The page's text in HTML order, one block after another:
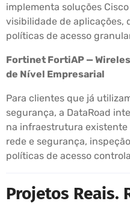
implementa soluções
visibilidade de aplicações,
políticas de acesso
Fortinet FortiAP —
de Nível Empresarial
Para clientes que já
segurança, a DataRoad
na infraestrutura
rede e segurança,
políticas de acesso
Projetos Reais.